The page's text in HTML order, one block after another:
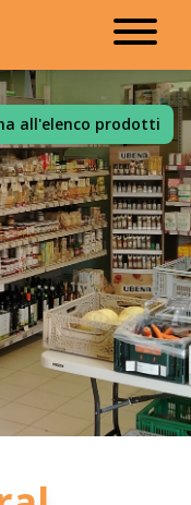
all'elenco prodotti